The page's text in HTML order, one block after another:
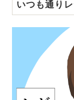
いつも通り